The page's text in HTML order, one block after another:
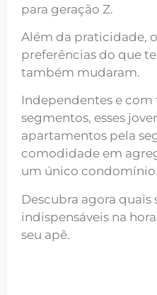
para geração Z.
Além da praticidade,
preferências do que
também mudaram.
Independentes e
segmentos, esses
apartamentos pela
comodidade em
um único condomínio.
Descubra agora quais
indispensáveis na
seu apê.